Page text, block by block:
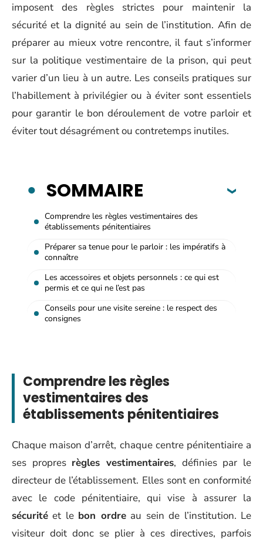
imposent des règles strictes pour maintenir la
sécurité et la dignité au sein de l’institution. Afin de
préparer au mieux votre rencontre, il faut s’informer
sur la politique vestimentaire de la prison, qui peut
varier d’un lieu à un autre. Les conseils pratiques sur
l’habillement à privilégier ou à éviter sont essentiels
pour garantir le bon déroulement de votre parloir et
éviter tout désagrément ou contretemps inutiles.
SOMMAIRE
Comprendre les règles vestimentaires des
établissements pénitentiaires
Préparer sa tenue pour le parloir : les impératifs à
connaître
Les accessoires et objets personnels : ce qui est
permis et ce qui ne l’est pas
Conseils pour une visite sereine : le respect des
consignes
Comprendre les règles
vestimentaires des
établissements pénitentiaires
Chaque maison d’arrêt, chaque centre pénitentiaire a
ses propres règles vestimentaires, définies par le
directeur de l’établissement. Elles sont en conformité
avec le code pénitentiaire, qui vise à assurer la
sécurité et le bon ordreau sein de l’institution. Le
visiteur doit donc se plier à ces directives, parfois